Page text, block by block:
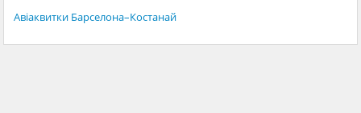
Авіаквитки Барселона–Костанай